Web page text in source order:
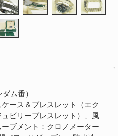
ム番）
ケース＆ブレスレット（エク
ビリーブレスレット）、風
ブメント：クロノメーター